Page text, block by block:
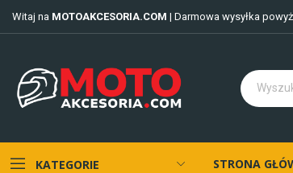
Witaj na MOTOAKCESORIA.COM | Darmowa wysyłka
KATEGORIE STRONA